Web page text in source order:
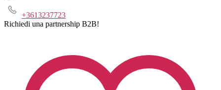
+3613237723
Richiedi una partnership B2B!